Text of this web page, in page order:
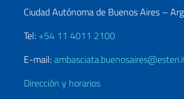
Ciudad Autónoma de Buenos Aires –
Tel: +54 11 4011 2100
E-mail:
Dirección y horarios